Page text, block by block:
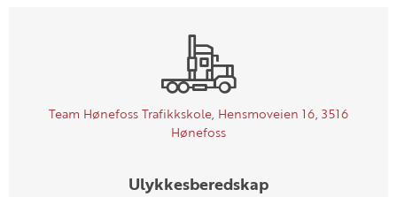
Team Hønefoss Trafikkskole, Hensmoveien 16, 3516
Hønefoss
Ulykkesberedskap